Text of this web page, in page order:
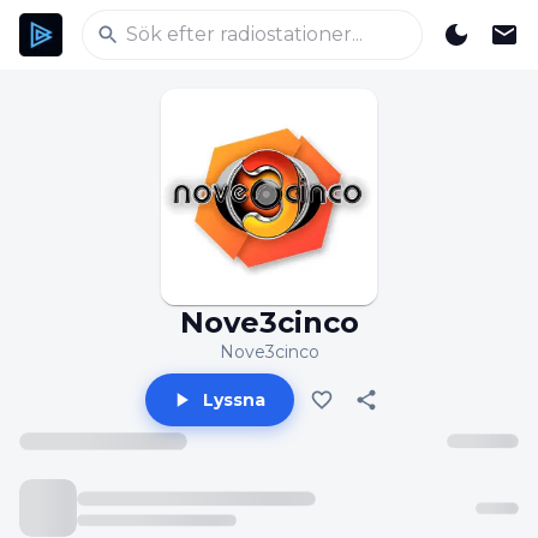
Nove3cinco
Nove3cinco
Lyssna